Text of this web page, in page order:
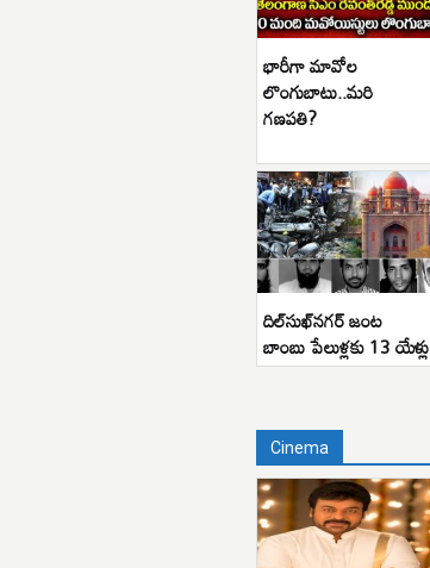
భారీగా మావోల
లొంగుబాటు..మరి
గణపతి?
దిల్‌సుఖ్‌నగర్ జంట
బాంబు పేలుళ్లకు 13 యేళ్లు
Cinema